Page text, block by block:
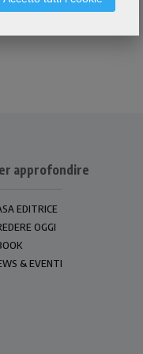
approfondire
EDITRICE
OGGI
& EVENTI